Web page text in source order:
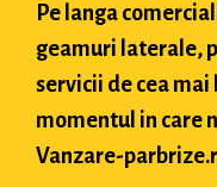
Pe langa
geamuri laterale,
servicii de cea
momentul in care
Vanzare-